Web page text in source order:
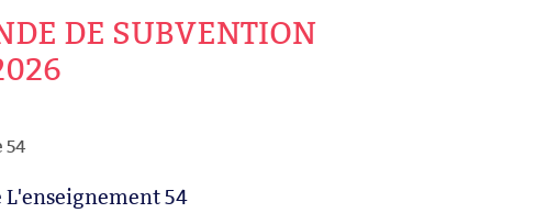
DE SUBVENTION
54
54